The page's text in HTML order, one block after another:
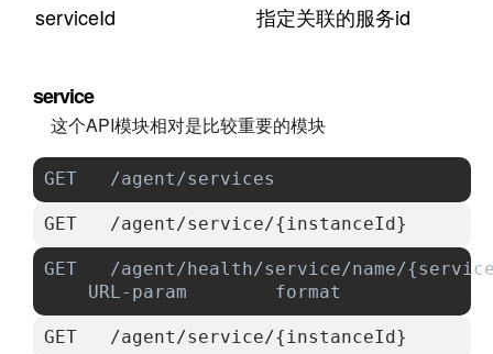
serviceId
指定关联的服务id
service
这个API模块相对是比较重要的模块
GET   /agent/services
GET   /agent/service/{instanceId}
GET   /agent/health/service/name/
URL-param        format
GET   /agent/service/{instanceId}